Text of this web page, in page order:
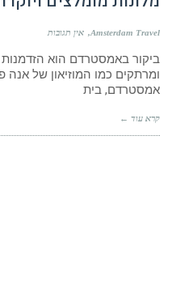
Amsterdam Travel אין תגובות
ביקור באמסטרדם הוא
ומרתקים כמו המוזיאון של
אמסטרדם, בית
קרא עוד ←